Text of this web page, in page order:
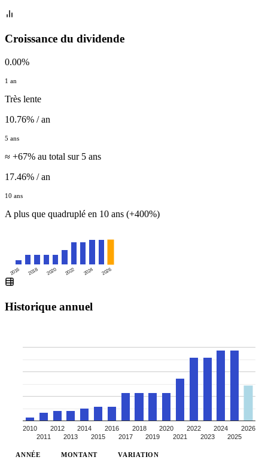
Croissance du dividende
0.00%
1 an
Très lente
10.76% / an
5 ans
≈ +67% au total sur 5 ans
17.46% / an
10 ans
A plus que quadruplé en 10 ans (+400%)
2016 2018 2020 2022 2024 2026
Historique annuel
2010
2011
2012
2013
2014
2015
2016
2017
2018
2019
2020
2021
2022
2023
2024
2025
2026
ANNÉE MONTANT VARIATION